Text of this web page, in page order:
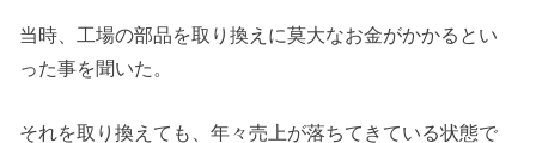
当時、工場の部品を取り換えに莫大なお金がかかるとい
った事を聞いた。
それを取り換えても、年々売上が落ちてきている状態で